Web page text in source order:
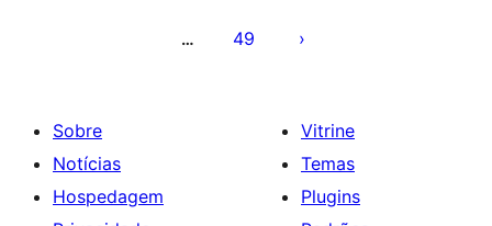
… 49
Sobre
Notícias
Hospedagem
Vitrine
Temas
Plugins